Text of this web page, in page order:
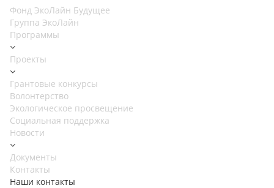
Фонд ЭкоЛайн Будущее
Группа ЭкоЛайн
Программы
Проекты
Грантовые конкурсы
Волонтерство
Экологическое просвещение
Социальная поддержка
Новости
Документы
Контакты
Наши контакты